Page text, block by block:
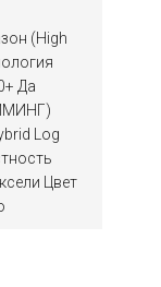
(High
Да
Log
Цвет